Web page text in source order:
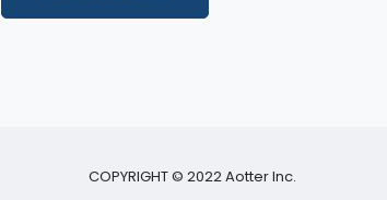
COPYRIGHT © 2022 Aotter Inc.